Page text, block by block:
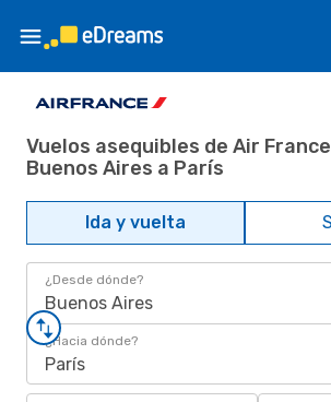
Vuelos asequibles de Air
Buenos Aires a París
Ida y vuelta
¿Desde dónde?
Buenos Aires
¿Hacia dónde?
París